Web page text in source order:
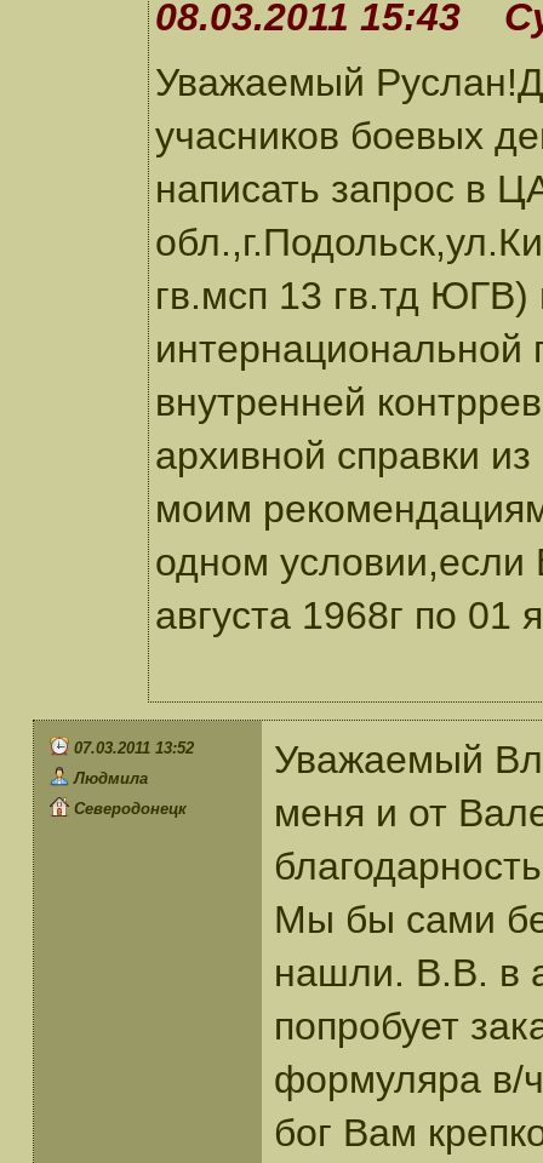
08.03.2011 15:43
Уважаемый
учасников боевых
написать запрос в
гв.мсп 13 гв.тд ЮГВ)
внутренней
архивной справки
моим
одном условии,если
августа 1968г по 01
07.03.2011 13:52
Людмила
Северодонецк
Уважаемый
меня и от
Мы бы сами
нашли. В.В. в
попробует
формуляра в/
бог Вам